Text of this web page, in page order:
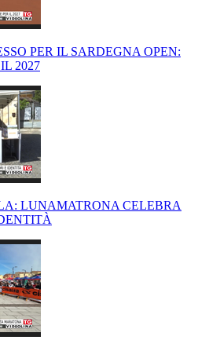
PER IL SARDEGNA OPEN:
2027
LUNAMATRONA CELEBRA